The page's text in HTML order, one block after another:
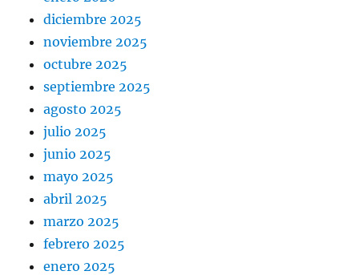
diciembre 2025
noviembre 2025
octubre 2025
septiembre 2025
agosto 2025
julio 2025
junio 2025
mayo 2025
abril 2025
marzo 2025
febrero 2025
enero 2025